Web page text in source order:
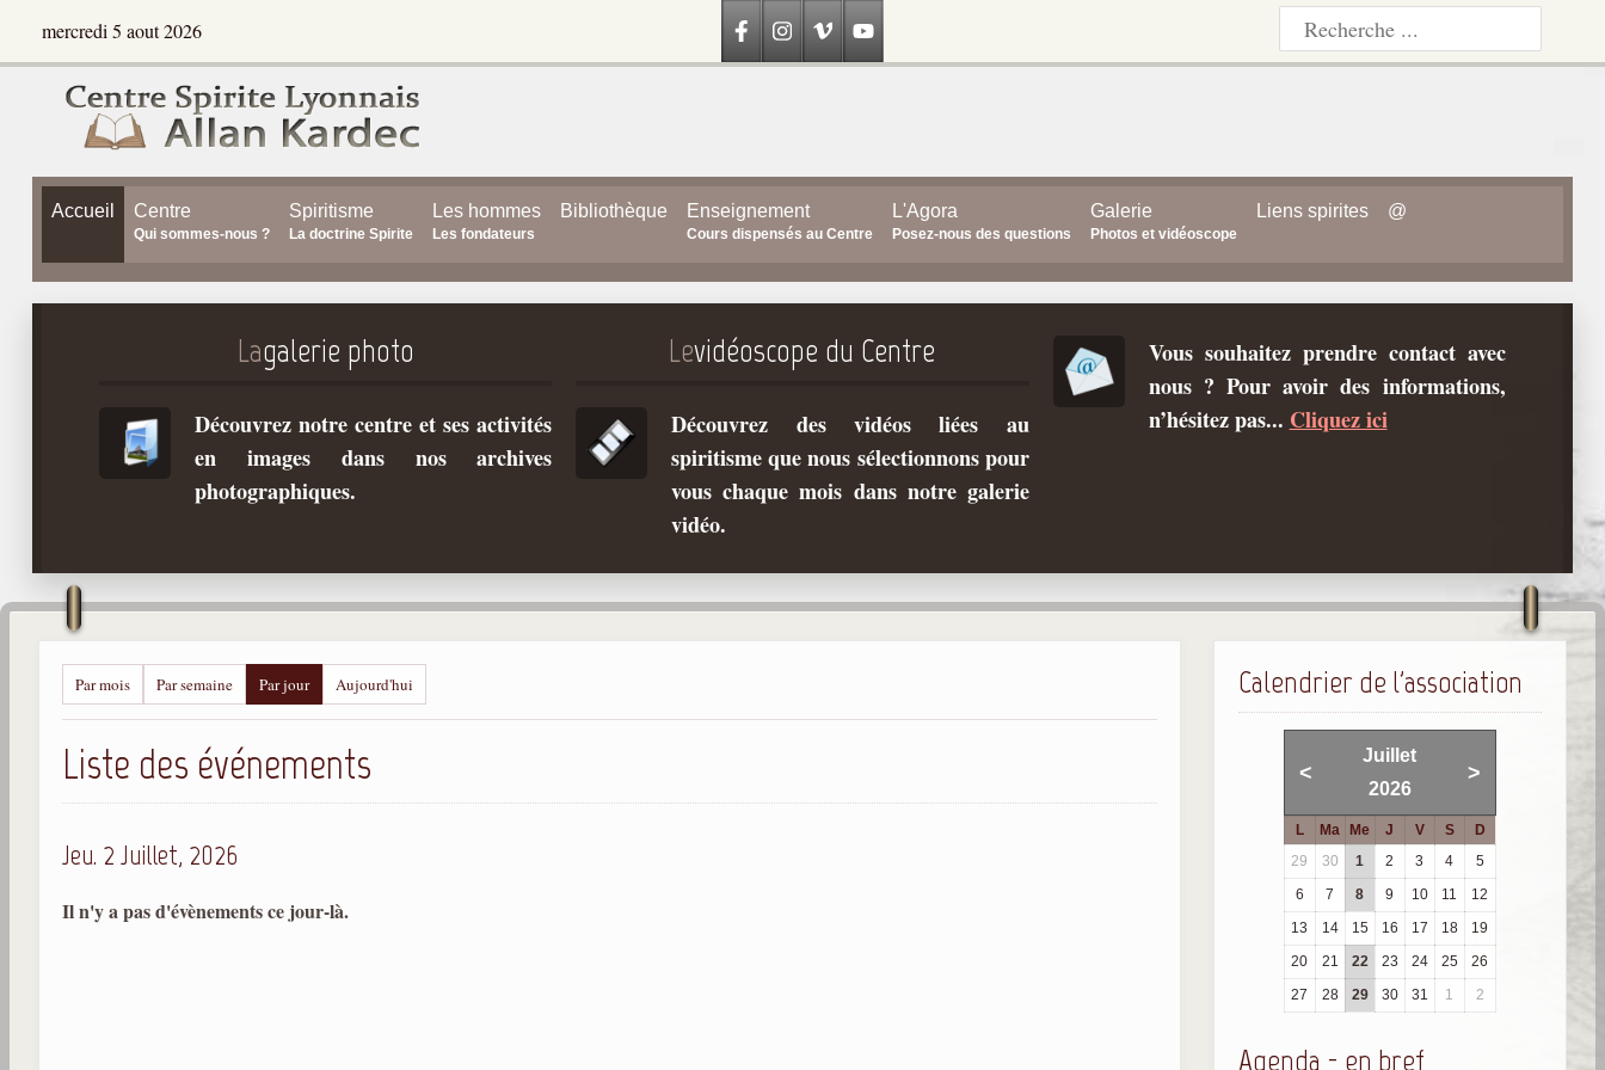
mercredi 5 aout 2026
Accueil Centre
Qui sommes-nous ?
Spiritisme
La doctrine Spirite
Les hommes
Les fondateurs
Bibliothèque Enseignement
Cours dispensés au Centre
L'Agora
Posez-nous des questions
Galerie
Photos et vidéoscope
Liens spirites @
Lagalerie photo
Découvrez notre centre et ses activités
en images dans nos archives
photographiques.
Levidéoscope du Centre
Découvrez des vidéos liées au
spiritisme que nous sélectionnons pour
vous chaque mois dans notre galerie
vidéo.
Vous souhaitez prendre contact avec
nous ? Pour avoir des informations,
n’hésitez pas... Cliquez ici
Par mois Par semaine Par jour Aujourd'hui
Liste des événements
Jeu. 2 Juillet, 2026
Il n'y a pas d'évènements ce jour-là.
Calendrier de l'association
<
Juillet
2026
>
L Ma Me J V S
D
29
30 1 2 3 4
5
6
7 8 9 10 11
12
13
14 15 16 17 18
19
20
21 22 23 24 25
26
27
28 29 30 31 1 2
Agenda - en bref